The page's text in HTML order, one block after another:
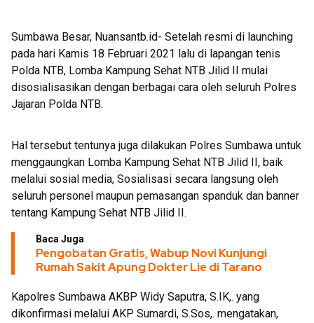
Sumbawa Besar, Nuansantb.id- Setelah resmi di launching
pada hari Kamis 18 Februari 2021 lalu di lapangan tenis
Polda NTB, Lomba Kampung Sehat NTB Jilid II mulai
disosialisasikan dengan berbagai cara oleh seluruh Polres
Jajaran Polda NTB.
Hal tersebut tentunya juga dilakukan Polres Sumbawa untuk
menggaungkan Lomba Kampung Sehat NTB Jilid II, baik
melalui sosial media, Sosialisasi secara langsung oleh
seluruh personel maupun pemasangan spanduk dan banner
tentang Kampung Sehat NTB Jilid II.
Baca Juga
Pengobatan Gratis, Wabup Novi Kunjungi
Rumah Sakit Apung Dokter Lie di Tarano
Kapolres Sumbawa AKBP Widy Saputra, S.IK,. yang
dikonfirmasi melalui AKP Sumardi, S.Sos,. mengatakan,